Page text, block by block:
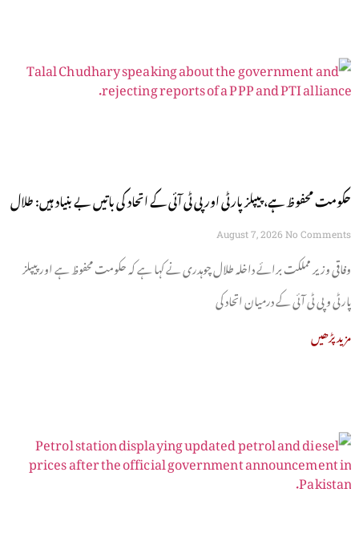
حکومت محفوظ ہے، پیپلز پارٹی اور پی ٹی آئی کے اتحاد کی باتیں بے بنیاد ہیں: طلال
چوہدری
August 7, 2026 No Comments
وفاقی وزیر مملکت برائے داخلہ طلال چوہدری نے کہا ہے کہ حکومت محفوظ ہے اور پیپلز
پارٹی و پی ٹی آئی کے درمیان اتحاد کی
مزید پڑھیں